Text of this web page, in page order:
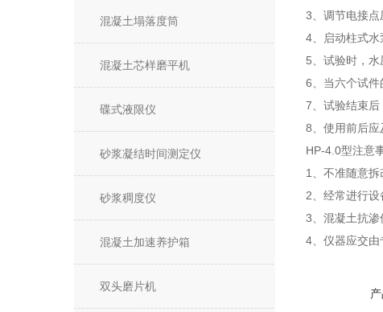
混凝土塌落度筒
混凝土芯样磨平机
碟式液限仪
砂浆凝结时间测定仪
砂浆稠度仪
混凝土加速养护箱
双头磨片机
3、调节电接点
4、启动柱式水
5、试验时，
6、当六个试件
7、试验结束后
8、使用前后应
HP-4.0型注意
1、不准随意
2、经常进行
3、混凝土抗渗
4、仪器应交由
产